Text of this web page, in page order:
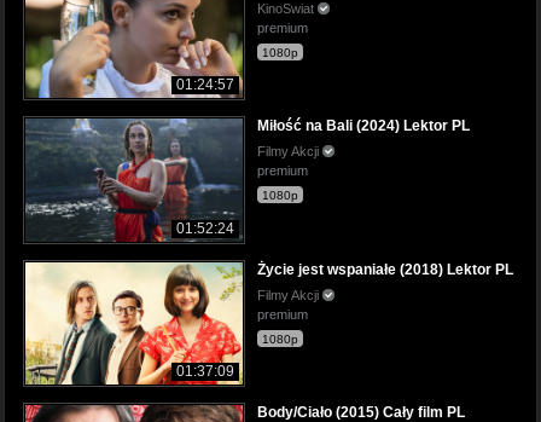
01:24:57
KinoSwiat
premium
1080p
01:52:24
Miłość na Bali (2024) Lektor PL
Filmy Akcji
premium
1080p
01:37:09
Życie jest wspaniałe (2018) Lektor PL
Filmy Akcji
premium
1080p
Body/Ciało (2015) Cały film PL